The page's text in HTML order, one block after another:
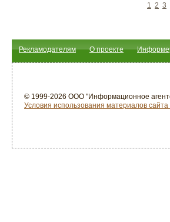
1 2 3
Рекламодателям О проекте
© 1999-2026 ООО "Информационное
Условия использования материалов